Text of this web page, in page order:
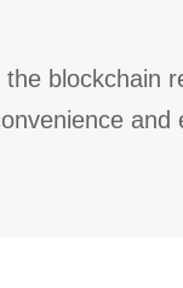
blockchain
and